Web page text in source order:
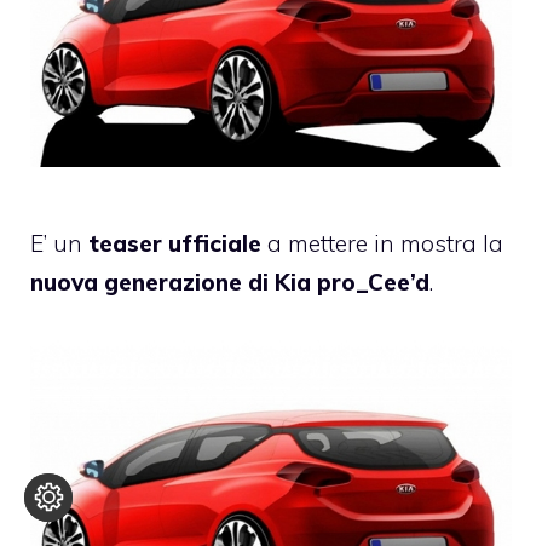
E’ un teaser ufficiale a mettere in mostra la
nuova generazione di Kia pro_Cee’d.